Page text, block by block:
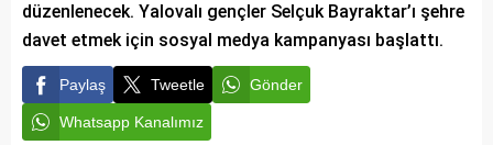
düzenlenecek. Yalovalı gençler Selçuk Bayraktar’ı şehre
davet etmek için sosyal medya kampanyası başlattı.
Paylaş Tweetle Gönder
Whatsapp Kanalımız